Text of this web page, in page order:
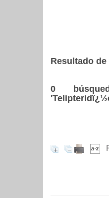
Resultado
0